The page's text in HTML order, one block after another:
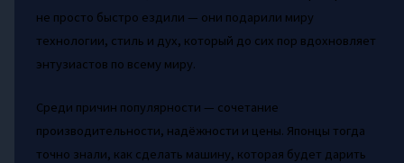
не просто быстро ездили — они подарили миру
технологии, стиль и дух, который до сих пор вдохновляет
энтузиастов по всему миру.
Среди причин популярности — сочетание
производительности, надёжности и цены. Японцы тогда
точно знали, как сделать машину, которая будет дарить